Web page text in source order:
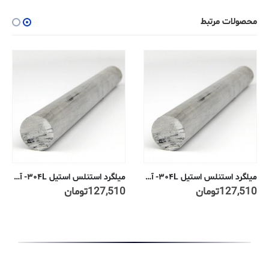
محصولات مرتبط
میلگرد استنلس استیل ۳۰۴L- آنیل شده تمام کاری سرد ۶ میلیمتر میلگرد استنلس استیل ۳۰۴L- آنیل شده تمام کاری سرد ۲۰ میلیمتر
127,510